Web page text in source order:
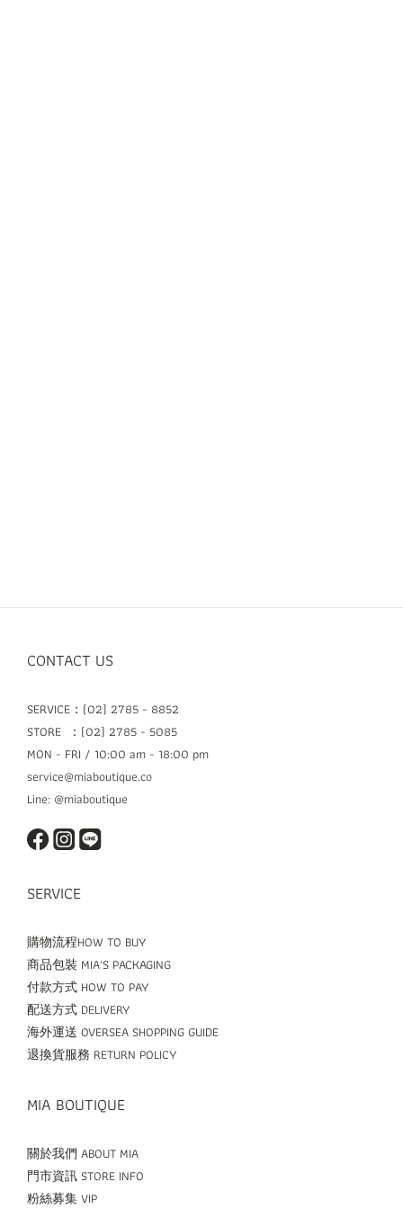
CONTACT US
SERVICE：(02) 2785 - 8852
STORE ：(02) 2785 - 5085
MON - FRI / 10:00 am - 18:00 pm
service@miaboutique.co
Line: @miaboutique
SERVICE
購物流程HOW TO BUY
商品包裝 MIA'S PACKAGING
付款方式 HOW TO PAY
配送方式 DELIVERY
海外運送 OVERSEA SHOPPING GUIDE
退換貨服務 RETURN POLICY
MIA BOUTIQUE
關於我們 ABOUT MIA
門市資訊 STORE INFO
粉絲募集 VIP